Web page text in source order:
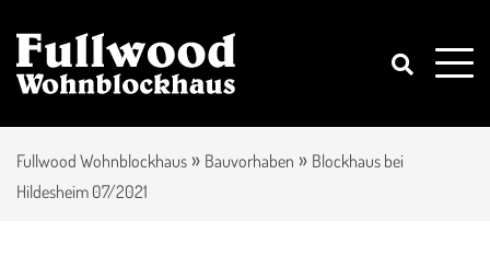
Fullwood Wohnblockhaus » Bauvorhaben » Blockhaus bei
Hildesheim 07/2021